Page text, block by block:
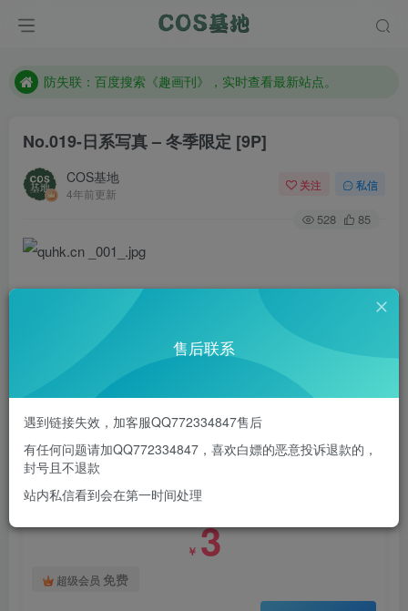
现在遇到数据丢失，售后QQ:772334847
防失联：百度搜索《趣画刊》，实时查看最新站点。
No.019-日系写真 – 冬季限定 [9P]
COS基地
4年前更新
关注 私信
528 85
此处内容已隐藏，请付费后查看
此内容为付费阅读，请付费后查看
￥ 3
超级会员 免费
付费阅读
售后联系
遇到链接失效，加客服QQ772334847售后
有任何问题请加QQ772334847，喜欢白嫖的恶意投诉退款的，
封号且不退款
站内私信看到会在第一时间处理